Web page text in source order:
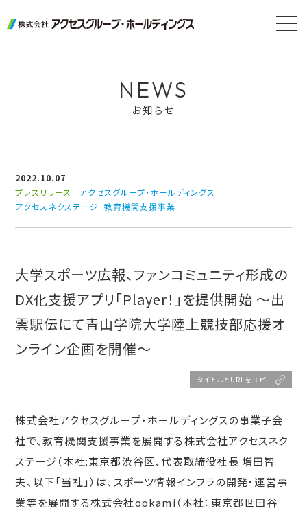
NEWS
お知らせ
2022.10.07
プレスリリース
アクセスグループ・ホールディングス
アクセスネクステージ 教育機関支援事業
大学スポーツ広報、ファンコミュニティ形成の
DX化支援アプリ「Player！」を提供開始 ～出
雲駅伝にて青山学院大学陸上競技部応援オ
ンライン企画を開催～
タイトルとURLをコピー
株式会社アクセスグループ・ホールディングスの事業子会
社で、教育機関支援事業を展開する株式会社アクセスネク
ステージ（本社:東京都渋谷区、代表取締役社⾧ 増田智
夫、以下「当社」）は、スポーツ情報インフラの開発・運営事
業等を展開する株式会社ookami（本社：東京都世田谷